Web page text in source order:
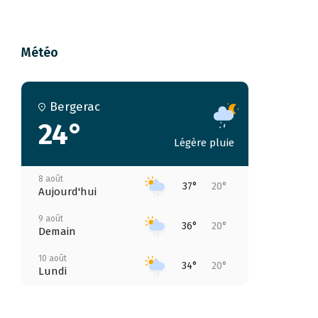
Météo
Bergerac
24° Légère pluie
8 août
Aujourd'hui 37° 20°
9 août
Demain 36° 20°
10 août
Lundi 34° 20°